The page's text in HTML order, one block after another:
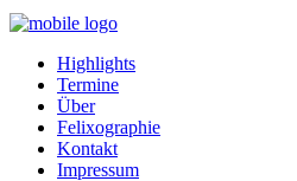
Highlights
Termine
Über
Felixographie
Kontakt
Impressum